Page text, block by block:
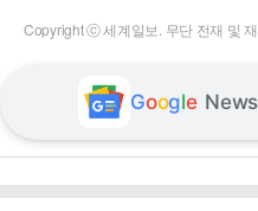
Copyright ⓒ 세계일보. 무단 전재 및
Google News